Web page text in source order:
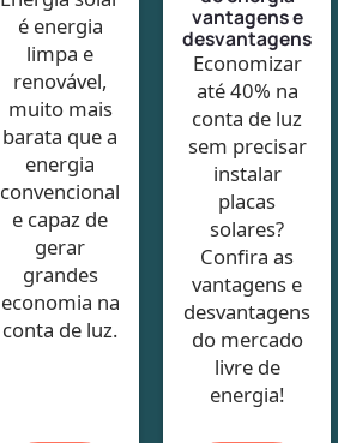
é energia
limpa e
renovável,
muito mais
barata que a
energia
convencional
e capaz de
gerar
grandes
economia na
conta de luz.
vantagens e
desvantagens
Economizar
até 40% na
conta de luz
sem precisar
instalar
placas
solares?
Confira as
vantagens e
desvantagens
do mercado
livre de
energia!